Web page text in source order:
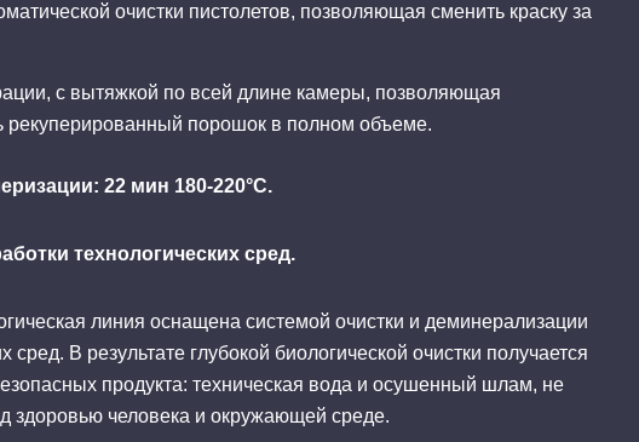
очистки пистолетов, позволяющая сменить краску за
с вытяжкой по всей длине камеры, позволяющая
рекуперированный порошок в полном объеме.
22 мин 180-220°С.
технологических сред.
линия оснащена системой очистки и деминерализации
сред. В результате глубокой биологической очистки получается
продукта: техническая вода и осушенный шлам, не
здоровью человека и окружающей среде.